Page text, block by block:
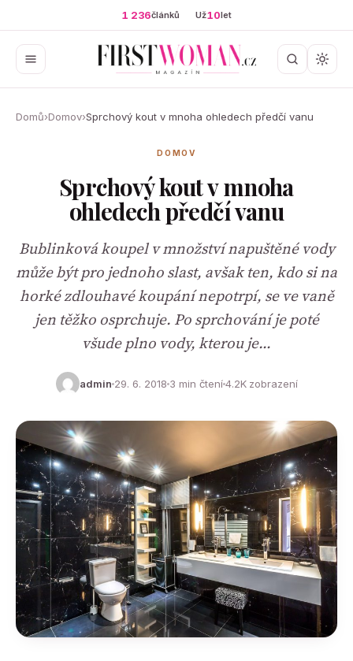
1 236článků Už10let
Domů›Domov›Sprchový kout v mnoha ohledech předčí vanu
DOMOV
Sprchový kout v mnoha
ohledech předčí vanu
Bublinková koupel v množství napuštěné vody
může být pro jednoho slast, avšak ten, kdo si na
horké zdlouhavé koupání nepotrpí, se ve vaně
jen těžko osprchuje. Po sprchování je poté
všude plno vody, kterou je…
admin 29. 6. 2018 3 min čtení4.2K zobrazení